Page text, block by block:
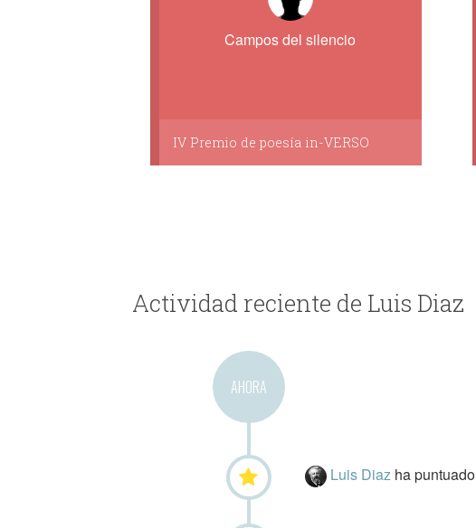
Campos del silencio
IV Premio de poesía in-VERSO
Actividad reciente de Luis Diaz
AHORA
Luis Diaz ha puntuado